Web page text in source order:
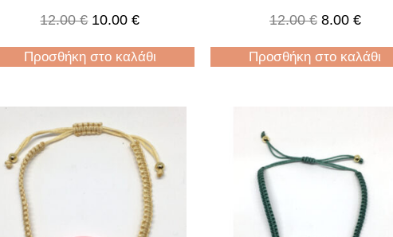
12.00€ 10.00€
Προσθήκη στο καλάθι
12.00€ 8.00 €
Προσθήκη στο καλάθι